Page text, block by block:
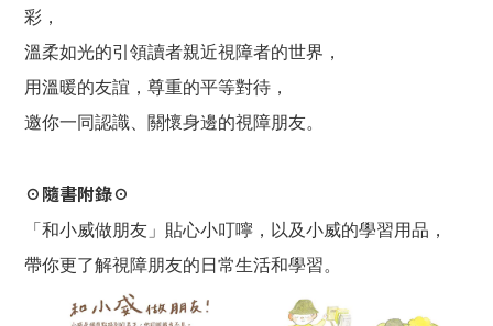
彩，
溫柔如光的引領讀者親近視障者的世界，
用溫暖的友誼，尊重的平等對待，
邀你一同認識、關懷身邊的視障朋友。
☉隨書附錄☉
「和小威做朋友」貼心小叮嚀，以及小威的學習用品，
帶你更了解視障朋友的日常生活和學習。